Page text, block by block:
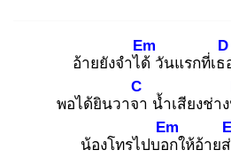
อ้ายยังจำได้
Em
วันแรกที่เธ
D
พอได้ยินวาจา
C
น้ำเสียงช่า
น้องโทรไปบอก
Em
ให้อ้าย
E